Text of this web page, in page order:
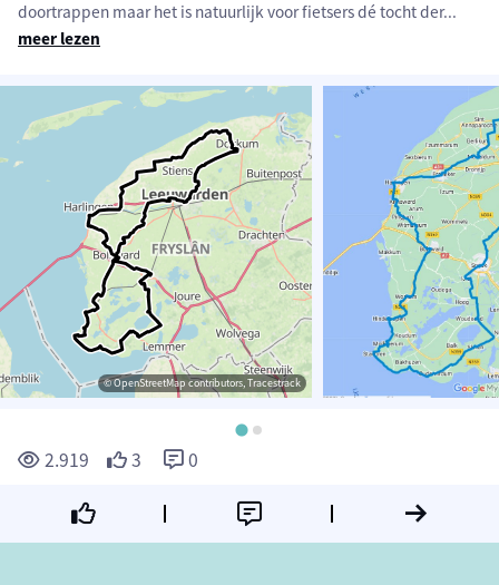
doortrappen maar het is natuurlijk voor fietsers dé tocht der...
meer lezen
© OpenStreetMap contributors, Tracestrack
2.919 3 0